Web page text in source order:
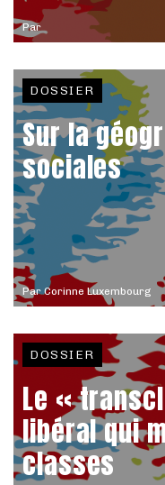
Par
ParCorinne Luxembourg
DOSSIER
Sur la
sociales
DOSSIER
Le «
libéral qui
classes